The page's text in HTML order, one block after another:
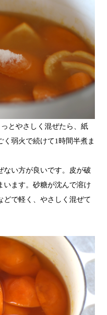
とやさしく混ぜたら、紙
弱火で続けて1時間半煮ま
い方が良いです。皮が破
います。砂糖が沈んで溶け
どで軽く、やさしく混ぜて